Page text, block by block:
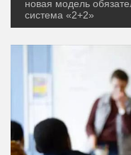
новая модель
система «2+2»